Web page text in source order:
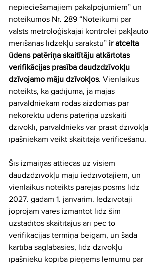
nepieciešamajiem pakalpojumiem” un
noteikumos Nr. 289 “Noteikumi par
valsts metroloģiskajai kontrolei pakļauto
mērīšanas līdzekļu sarakstu” ir atcelta
ūdens patēriņa skaitītāju atkārtotas
verifikācijas prasība daudzdzīvokļu
dzīvojamo māju dzīvokļos. Vienlaikus
noteikts, ka gadījumā, ja mājas
pārvaldniekam rodas aizdomas par
nekorektu ūdens patēriņa uzskaiti
dzīvoklī, pārvaldnieks var prasīt dzīvokļa
īpašniekam veikt skaitītāja verificēšanu.
Šīs izmaiņas attiecas uz visiem
daudzdzīvokļu māju iedzīvotājiem, un
vienlaikus noteikts pārejas posms līdz
2027. gadam 1. janvārim. Iedzīvotāji
joprojām varēs izmantot līdz šim
uzstādītos skaitītājus arī pēc to
verifikācijas termiņa beigām, un šāda
kārtība saglabāsies, līdz dzīvokļu
īpašnieku kopība pieņems lēmumu par